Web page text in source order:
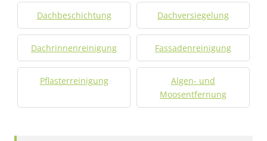
Dachbeschichtung Dachversiegelung
Dachrinnenreinigung Fassadenreinigung
Pflasterreinigung
Algen- und
Moosentfernung